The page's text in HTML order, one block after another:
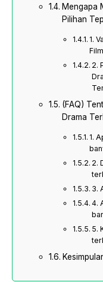
Mengapa
Pilihan
1.
2.
(FAQ)
Drama
1.
2.
3.
4.
5.